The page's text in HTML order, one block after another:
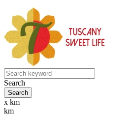
Search
x km
km